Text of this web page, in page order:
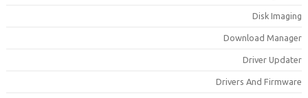
Disk
Download
Driver
Drivers And